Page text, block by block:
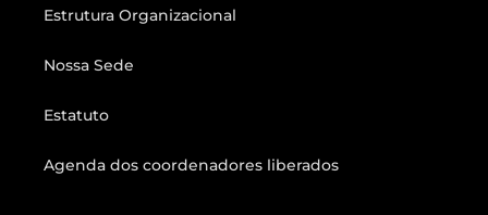
Estrutura Organizacional
Nossa Sede
Estatuto
Agenda dos coordenadores liberados